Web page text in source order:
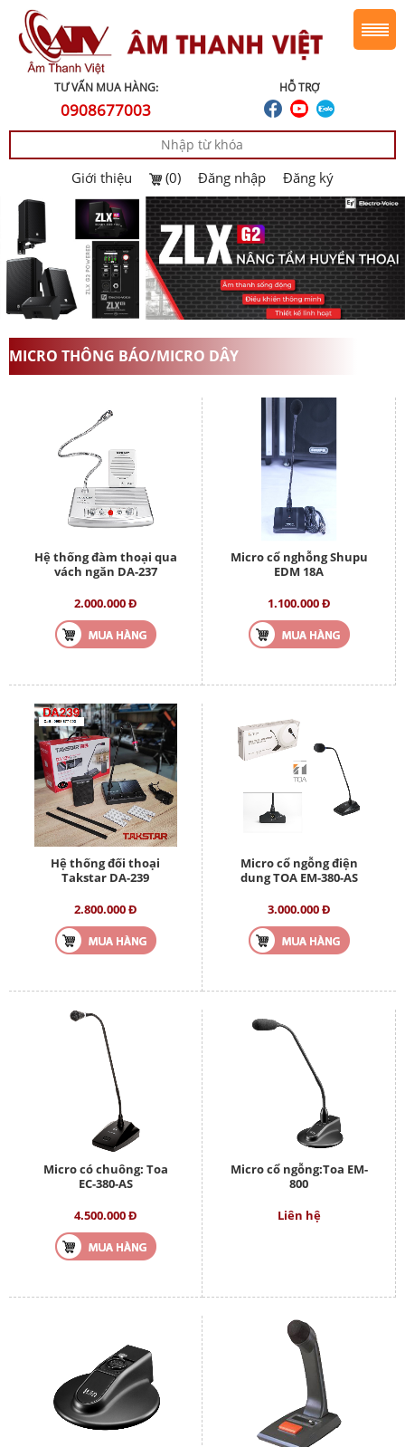
HỖ TRỢ
TƯ VẤN MUA HÀNG:
0908677003
Giới thiệu (0) Đăng nhập Đăng ký
MICRO THÔNG BÁO/MICRO DÂY
Hệ thống đàm thoại qua
vách ngăn DA-237
2.000.000 Đ
Micro cổ nghỗng Shupu
EDM 18A
1.100.000 Đ
Hệ thống đối thoại
Takstar DA-239
2.800.000 Đ
Micro cổ ngỗng điện
dung TOA EM-380-AS
3.000.000 Đ
Micro có chuông: Toa
EC-380-AS
4.500.000 Đ
Micro cổ ngỗng:Toa EM-
800
Liên hệ